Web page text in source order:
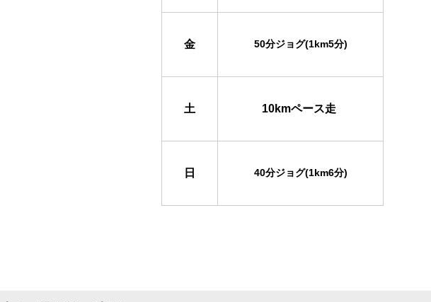
金 50分ジョグ(1km5分)
土 10kmペース走
日 40分ジョグ(1km6分)